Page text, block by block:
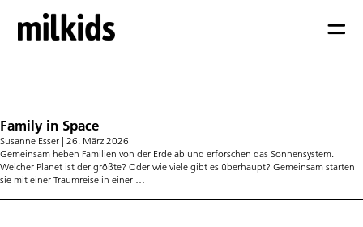
Family in Space
Susanne Esser | 26. März 2026
Gemeinsam heben Familien von der Erde ab und erforschen das Sonnensystem.
Welcher Planet ist der größte? Oder wie viele gibt es überhaupt? Gemeinsam starten
sie mit einer Traumreise in einer
Space